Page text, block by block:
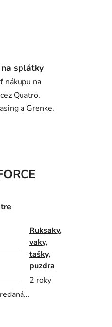
splátky
nákupu na
Quatro,
a Grenke.
Ruksaky,
vaky,
tašky,
puzdra
2 roky